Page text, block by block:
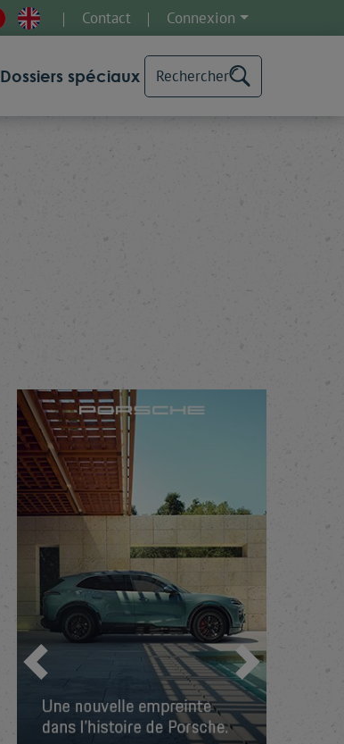
Contact Connexion
Dossiers spéciaux Rechercher
Précédent Suivant